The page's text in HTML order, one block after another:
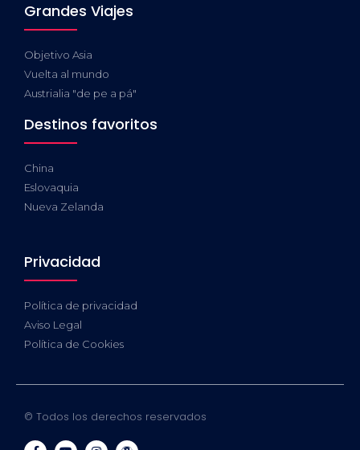
Grandes Viajes
Objetivo Asia
Vuelta al mundo
Austrialia "de pe a pá"
Destinos favoritos
China
Eslovaquia
Nueva Zelanda
Privacidad
Política de privacidad
Aviso Legal
Política de Cookies
© Todos los derechos reservados